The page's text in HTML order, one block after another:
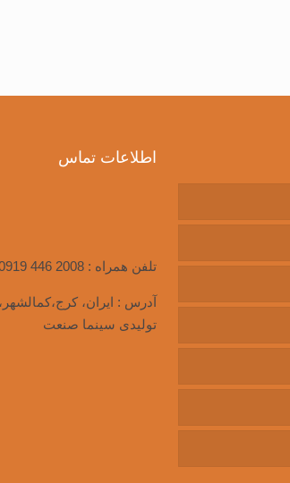
اطلاعات تماس
تلفن همراه :446 2008
تولیدی سینما صنعت